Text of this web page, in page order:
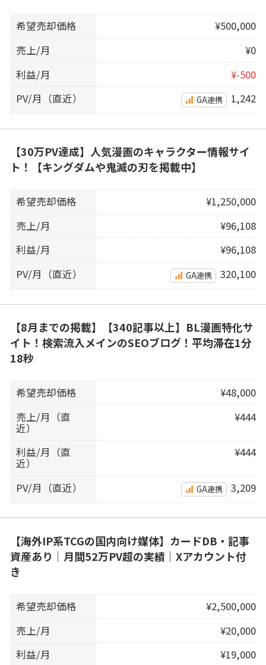
希望売却価格
¥500,000
売上/月
¥0
利益/月
¥-500
PV/月（直近）
GA連携 1,242
【30万PV達成】人気漫画のキャラクター情報サイ
ト！【キングダムや鬼滅の刃を掲載中】
希望売却価格
¥1,250,000
売上/月
¥96,108
利益/月
¥96,108
PV/月（直近）
GA連携 320,100
【8月までの掲載】【340記事以上】BL漫画特化サ
イト！検索流入メインのSEOブログ！平均滞在1分
18秒
希望売却価格
¥48,000
売上/月（直
近）
¥444
利益/月（直
近）
¥444
PV/月（直近） GA連携 3,209
【海外IP系TCGの国内向け媒体】カードDB・記事
資産あり｜月間52万PV超の実績｜Xアカウント付
き
希望売却価格
¥2,500,000
売上/月
¥20,000
利益/月
¥19,000